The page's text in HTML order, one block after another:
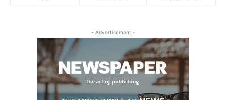
- Advertisement -